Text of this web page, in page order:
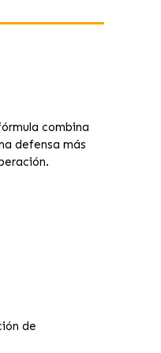
combina
defensa más
de